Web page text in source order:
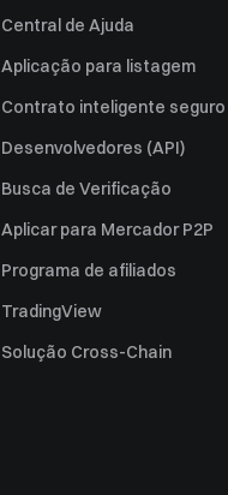
Central de Ajuda
Aplicação para listagem
Contrato inteligente seguro
Desenvolvedores (API)
Busca de Verificação
Aplicar para Mercador P2P
Programa de afiliados
TradingView
Solução Cross-Chain